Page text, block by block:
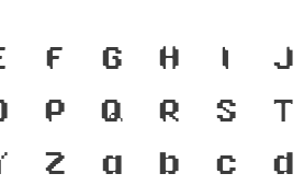
F G H I
J
P Q R S
T
Z a b c
d
อสำคัญที่ทำให้
งอยู่ได้ ตัวพิมพ์ คือ
ให้ภาษาดำรงอยู่ได้